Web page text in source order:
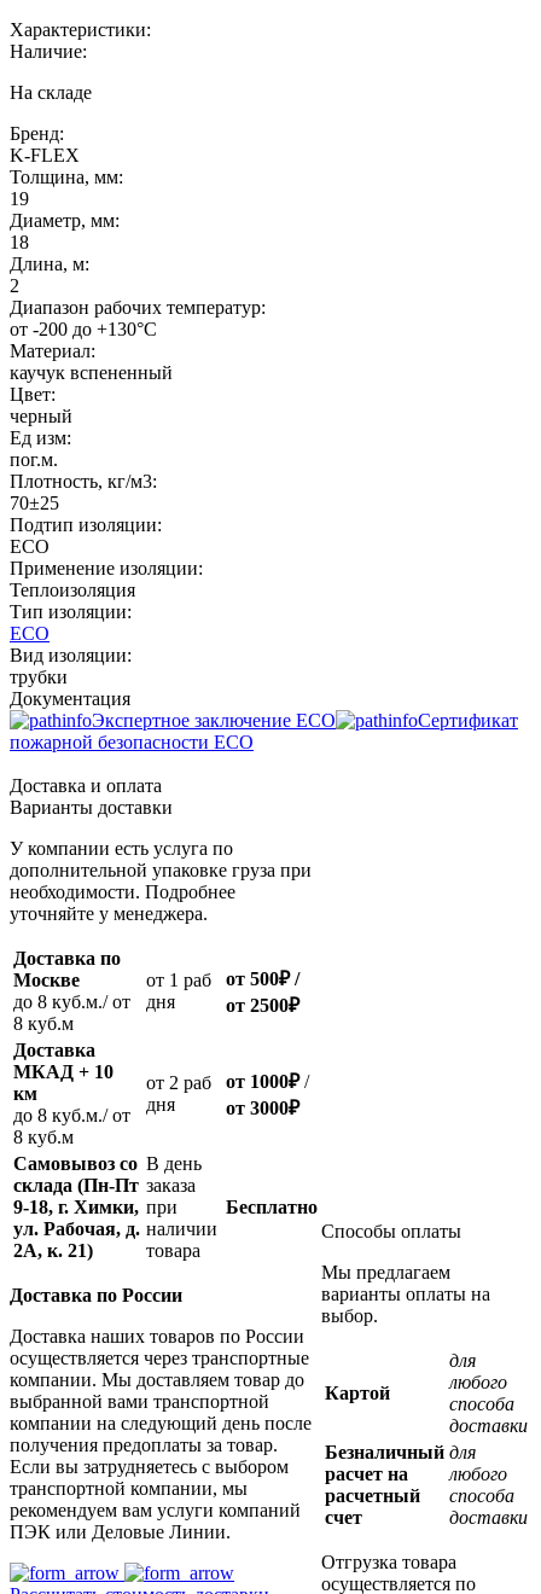
Характеристики:
Наличие:
На складе
Бренд:
K-FLEX
Толщина, мм:
19
Диаметр, мм:
18
Длина, м:
2
Диапазон рабочих температур:
от -200 до +130°C
Материал:
каучук вспененный
Цвет:
черный
Ед изм:
пог.м.
Плотность, кг/м3:
70±25
Подтип изоляции:
ECO
Применение изоляции:
Теплоизоляция
Тип изоляции:
ECO
Вид изоляции:
трубки
Документация
Экспертное заключение ECO
Сертификат
пожарной безопасности ECO
Доставка и оплата
Варианты доставки
У компании есть услуга по
дополнительной упаковке груза при
необходимости. Подробнее
уточняйте у менеджера.
Доставка по
Москве
до 8 куб.м./ от
8 куб.м
oт 1 раб
дня
от 500₽/
от 2500₽
Доставка
МКАД + 10
км
до 8 куб.м./ от
8 куб.м
oт 2 раб
дня
от 1000₽/
от 3000₽
Самовывоз со
склада (Пн-Пт
9-18, г. Химки,
ул. Рабочая, д.
2А, к. 21)
В день
заказа
при
наличии
товара
Бесплатно
Доставка по России
Доставка наших товаров по России
осуществляется через транспортные
компании. Мы доставляем товар до
выбранной вами транспортной
компании на следующий день после
получения предоплаты за товар.
Если вы затрудняетесь с выбором
транспортной компании, мы
рекомендуем вам услуги компаний
ПЭК или Деловые Линии.
Способы оплаты
Мы предлагаем
варианты оплаты на
выбор.
Картой
для
любого
способа
доставки
Безналичный
расчет на
расчетный
счет
для
любого
способа
доставки
Отгрузка товара
осуществляется по